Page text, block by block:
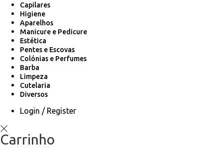
Capilares
Higiene
Aparelhos
Manicure e Pedicure
Estética
Pentes e Escovas
Colónias e Perfumes
Barba
Limpeza
Cutelaria
Diversos
Login / Register
Carrinho